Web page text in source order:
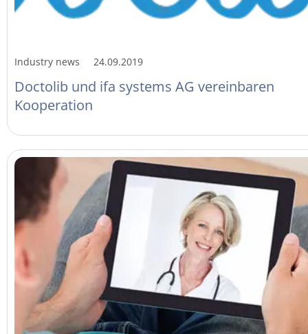
Industry news 24.09.2019
Doctolib und ifa systems AG vereinbaren
Kooperation